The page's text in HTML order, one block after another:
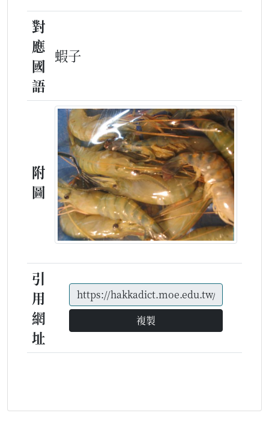
對
應
國
語
蝦子
附
圖
引
用
網
址
複製